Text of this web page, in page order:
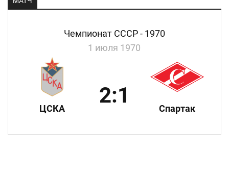
Чемпионат СССР - 1970
1 июля 1970
ЦСКА
2:1
Спартак